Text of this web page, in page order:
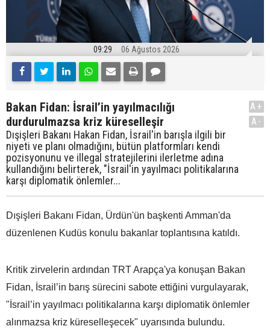
09:29 06 Ağustos 2026
Bakan Fidan: İsrail’in yayılmacılığı
durdurulmazsa kriz küreselleşir
Dışişleri Bakanı Hakan Fidan, İsrail'in barışla ilgili bir
niyeti ve planı olmadığını, bütün platformları kendi
pozisyonunu ve illegal stratejilerini ilerletme adına
kullandığını belirterek, "İsrail'in yayılmacı politikalarına
karşı diplomatik önlemler...
A+
A-
Dışişleri Bakanı Fidan, Ürdün'ün başkenti Amman'da
düzenlenen Kudüs konulu bakanlar toplantısına katıldı.
Kritik zirvelerin ardından TRT Arapça'ya konuşan Bakan
Fidan, İsrail’in barış sürecini sabote ettiğini vurgulayarak,
"İsrail’in yayılmacı politikalarına karşı diplomatik önlemler
alınmazsa kriz küreselleşecek" uyarısında bulundu.